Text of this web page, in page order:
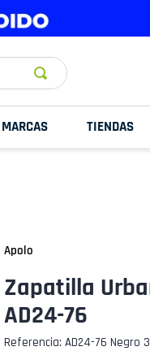
MARCAS TIENDAS
Apolo
Zapatilla
AD24-76
Referencia: AD24-76 Negro